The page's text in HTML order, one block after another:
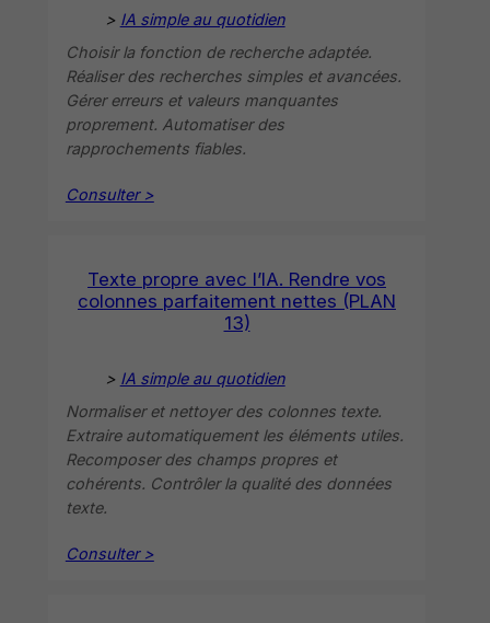
> IA simple au quotidien
Choisir la fonction de recherche adaptée.
Réaliser des recherches simples et avancées.
Gérer erreurs et valeurs manquantes
proprement. Automatiser des
rapprochements fiables.
Consulter >
Texte propre avec l’IA. Rendre vos
colonnes parfaitement nettes (PLAN
13)
> IA simple au quotidien
Normaliser et nettoyer des colonnes texte.
Extraire automatiquement les éléments utiles.
Recomposer des champs propres et
cohérents. Contrôler la qualité des données
texte.
Consulter >